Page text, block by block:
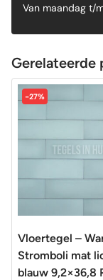
Van maandag t/
Gerelateerde
-27%
Vloertegel –
Stromboli mat
blauw 9,2×36,8